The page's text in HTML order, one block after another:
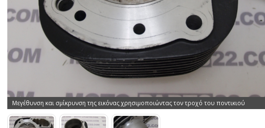
Μεγέθυνση και σμίκρυνση της εικόνας χρησιμοποιώντας τον τροχό του ποντικιού